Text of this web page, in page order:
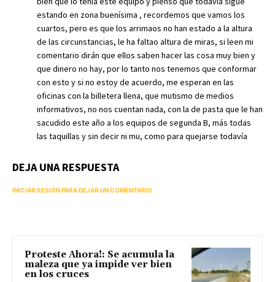
estando en zona buenísima , recordemos que vamos los
cuartos, pero es que los arrimaos no han estado a la altura
de las circunstancias, le ha faltao altura de miras, si leen mi
comentario dirán que ellos saben hacer las cosa muy bien y
que dinero no hay, por lo tanto nos tenemos que conformar
con esto y si no estoy de acuerdo, me esperan en las
oficinas con la billetera llena, que mutismo de medios
informativos, no nos cuentan nada, con la de pasta que le han
sacudido este año a los equipos de segunda B, más todas
las taquillas y sin decir ni mu, como para quejarse todavía
DEJA UNA RESPUESTA
INICIAR SESIÓN PARA DEJAR UN COMENTARIO
Proteste Ahora!: Se acumula la
maleza que ya impide ver bien
en los cruces